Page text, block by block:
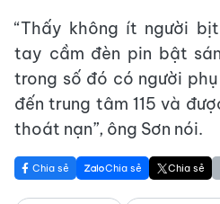
“Thấy không ít người
tay cầm đèn pin bật
trong số đó có người
đến trung tâm 115 và
thoát nạn”, ông Sơn nói.
Chia sẻ Chia sẻ Chia sẻ